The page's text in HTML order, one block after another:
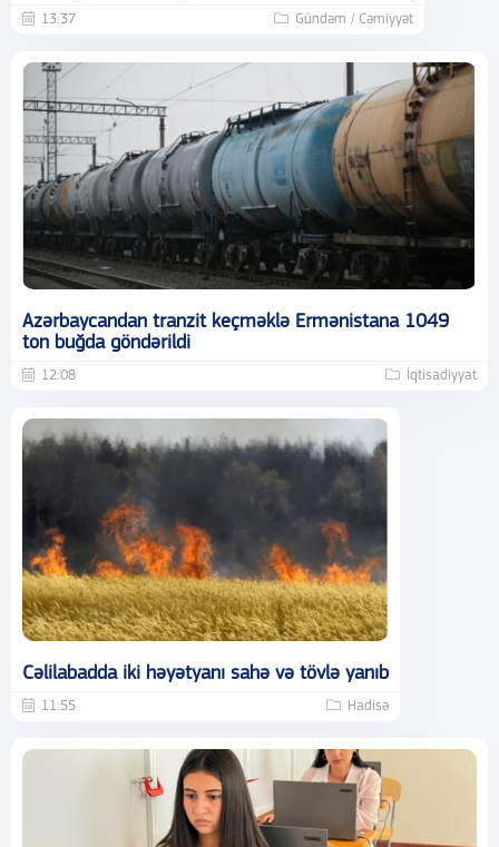
13:37 Gündəm / Cəmiyyət
Azərbaycandan tranzit keçməklə Ermənistana 1049
ton buğda göndərildi
12:08 İqtisadiyyat
Cəlilabadda iki həyətyanı sahə və tövlə yanıb
11:55 Hadisə